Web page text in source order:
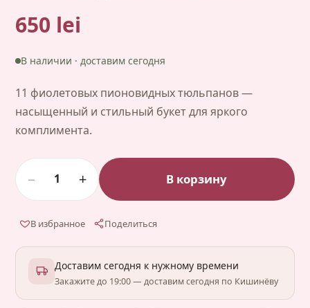
650 lei
В наличии · доставим сегодня
11 фиолетовых пионовидных тюльпанов —
насыщенный и стильный букет для яркого
комплимента.
− 1 + В корзину
В избранное Поделиться
Доставим сегодня к нужному времени
Закажите до 19:00 — доставим сегодня по Кишинёву